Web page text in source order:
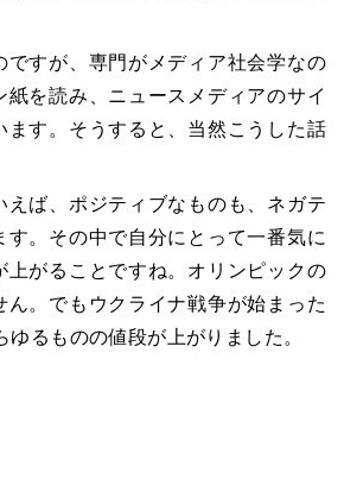
ですが、専門がメディア社会学なの
紙を読み、ニュースメディアのサイ
ます。そうすると、当然こうした話
えば、ポジティブなものも、ネガテ
す。その中で自分にとって一番気に
上がることですね。オリンピックの
ん。でもウクライナ戦争が始まった
るものの値段が上がりました。